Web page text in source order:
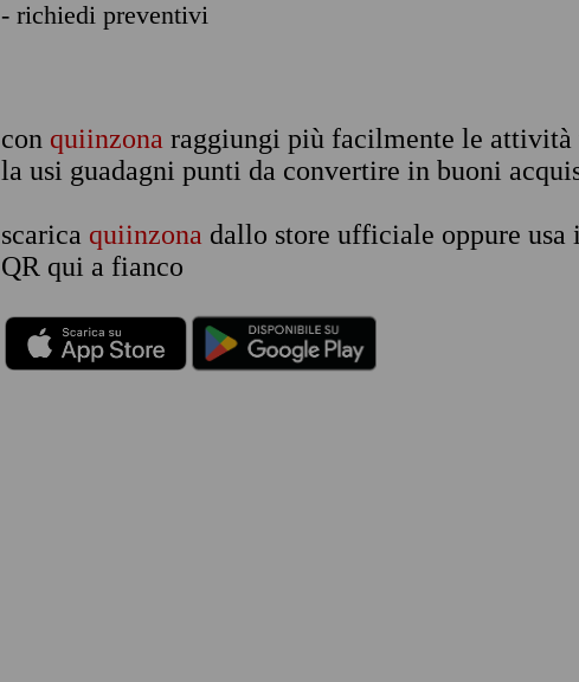
- richiedi preventivi
con quiinzona raggiungi più facilmente le attività
la usi guadagni punti da convertire in buoni
scarica quiinzona dallo store ufficiale oppure usa
QR qui a fianco